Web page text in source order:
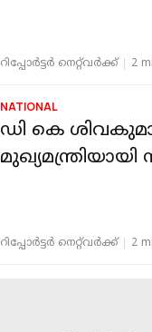
റിപ്പോർട്ടർ നെറ്റ്‌വര്‍ക്ക്‌ 2
NATIONAL
ഡി കെ
റിപ്പോർട്ടർ നെറ്റ്‌വര്‍ക്ക്‌ 2